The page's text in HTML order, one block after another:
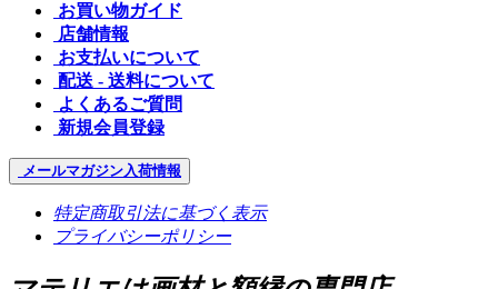
お買い物ガイド
店舗情報
お支払いについて
配送 - 送料について
よくあるご質問
新規会員登録
メールマガジン入荷情報
特定商取引法に基づく表示
プライバシーポリシー